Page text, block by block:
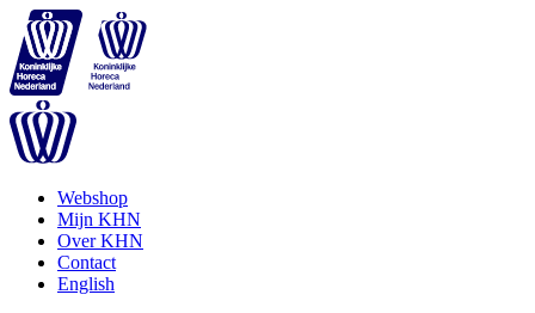
Webshop
Mijn KHN
Over KHN
Contact
English